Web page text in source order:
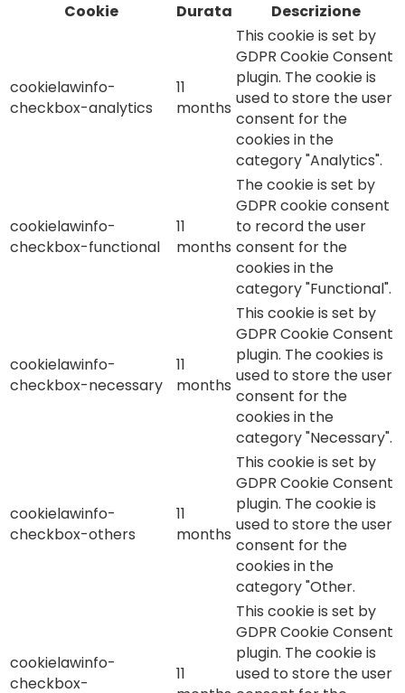
Cookie
Durata Descrizione
cookielawinfo-
checkbox-analytics
11
months
This cookie is set by
GDPR Cookie Consent
plugin. The cookie is
used to store the user
consent for the
cookies in the
category "Analytics".
cookielawinfo-
checkbox-functional
11
months
The cookie is set by
GDPR cookie consent
to record the user
consent for the
cookies in the
category "Functional".
cookielawinfo-
checkbox-necessary
11
months
This cookie is set by
GDPR Cookie Consent
plugin. The cookies is
used to store the user
consent for the
cookies in the
category "Necessary".
cookielawinfo-
checkbox-others
11
months
This cookie is set by
GDPR Cookie Consent
plugin. The cookie is
used to store the user
consent for the
cookies in the
category "Other.
cookielawinfo-
checkbox-
11
This cookie is set by
GDPR Cookie Consent
plugin. The cookie is
used to store the user